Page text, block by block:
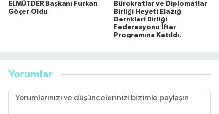
ELMÜTDER Başkanı Furkan
Göçer Oldu
Bürokratlar ve Diplomatlar
Birliği Heyeti Elazığ
Dernkleri Birliği
Federasyonu İftar
Programına Katıldı.
Yorumlar